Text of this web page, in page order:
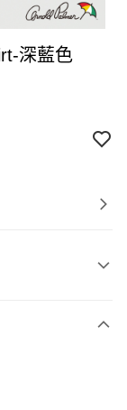
深藍色